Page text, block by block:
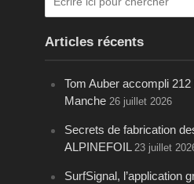
Articles récents
Tom Auber accompli
Manche 26 juillet 2026
Secrets de fabrication
ALPINEFOIL 23 juillet
SurfSignal, l’application